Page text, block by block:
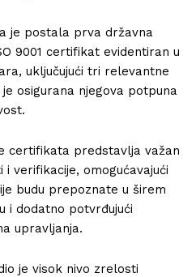
je postala prva državna
9001 certifikat evidentiran u
uključujući tri relevantne
osigurana njegova potpuna
certifikata predstavlja važan
verifikacije, omogućavajući
budu prepoznate u širem
i dodatno potvrđujući
upravljanja.
je visok nivo zrelosti